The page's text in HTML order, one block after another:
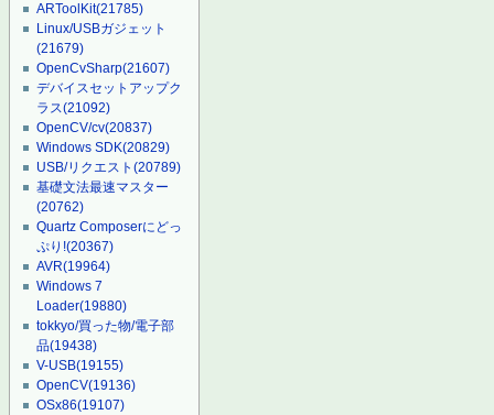
ARToolKit(21785)
Linux/USBガジェット
(21679)
OpenCvSharp(21607)
デバイスセットアップク
ラス(21092)
OpenCV/cv(20837)
Windows SDK(20829)
USB/リクエスト(20789)
基礎文法最速マスター
(20762)
Quartz Composerにどっ
ぷり!(20367)
AVR(19964)
Windows 7
Loader(19880)
tokkyo/買った物/電子部
品(19438)
V-USB(19155)
OpenCV(19136)
OSx86(19107)